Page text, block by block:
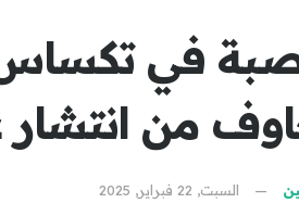
من
السبت, 22 فبراير, 2025